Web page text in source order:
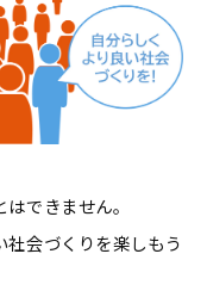
できません。
社会づくりを楽しもう